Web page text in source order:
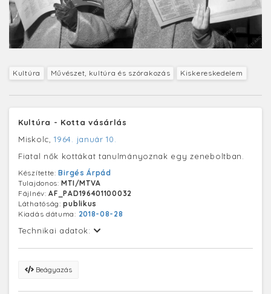
Kultúra Művészet, kultúra és szórakozás Kiskereskedelem
Kultúra - Kotta vásárlás
Miskolc,1964. január 10.
Fiatal nők kottákat tanulmányoznak egy zeneboltban.
Készítette:Birgés Árpád
Tulajdonos:MTI/MTVA
Fájlnév:AF_PAD196401100032
Láthatóság:publikus
Kiadás dátuma: 2018-08-28
Technikai adatok:
Beágyazás